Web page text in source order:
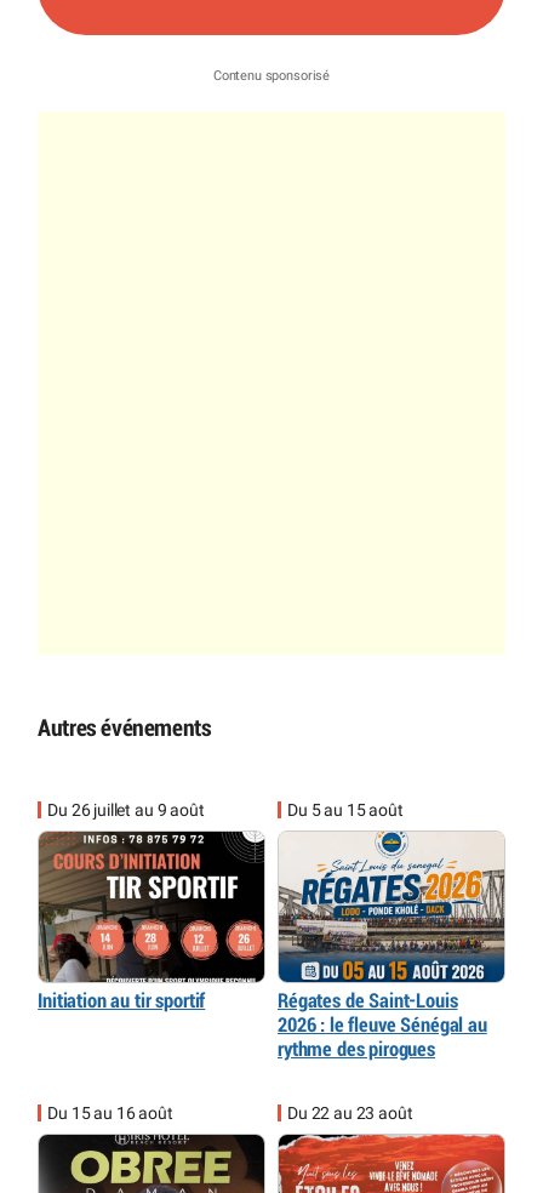
Autres événements
Du 26 juillet au 9 août
Initiation au tir sportif
Du 5 au 15 août
Régates de Saint-Louis
2026 : le fleuve Sénégal au
rythme des pirogues
Du 15 au 16 août Du 22 au 23 août